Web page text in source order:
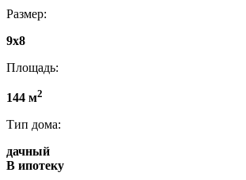
Размер:
9х8
Площадь:
144 м2
Тип дома:
дачный
В ипотеку